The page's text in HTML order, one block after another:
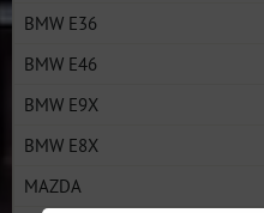
BMW E36
BMW E46
BMW E9X
BMW E8X
MAZDA